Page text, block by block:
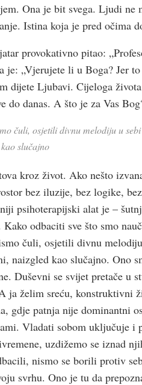
Ona je bit svega. Ljudi
Istina koja je pred očima
provokativno pitao:
je: „Vjerujete li u Boga? Jer
dijete Ljubavi. Cijeloga
do danas. A što je za Vas
čuli, osjetili divnu melodiju u
slučajno
kroz život. Ako nešto
bez iluzije, bez logike,
psihoterapijski alat je –
odbaciti sve što smo
čuli, osjetili divnu
naizgled kao slučajno. Ono
Duševni se svijet pretače u
ja želim sreću, konstruktivni
gdje patnja nije dominantni
Vladati sobom uključuje i
uzdižemo se iznad
nismo se borili protiv
svrhu. Ono je tu da